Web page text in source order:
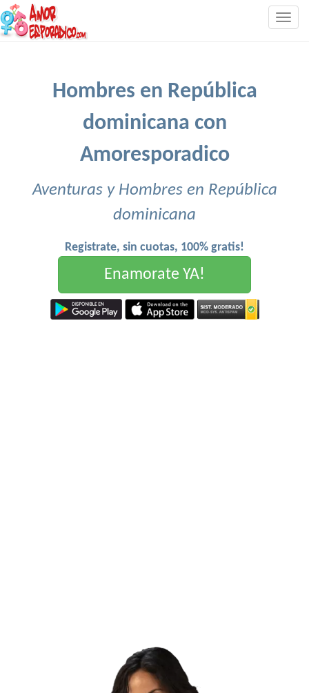
Hombres en República
dominicana con
Amoresporadico
Aventuras y Hombres en República
dominicana
Registrate, sin cuotas, 100% gratis!
Enamorate YA!